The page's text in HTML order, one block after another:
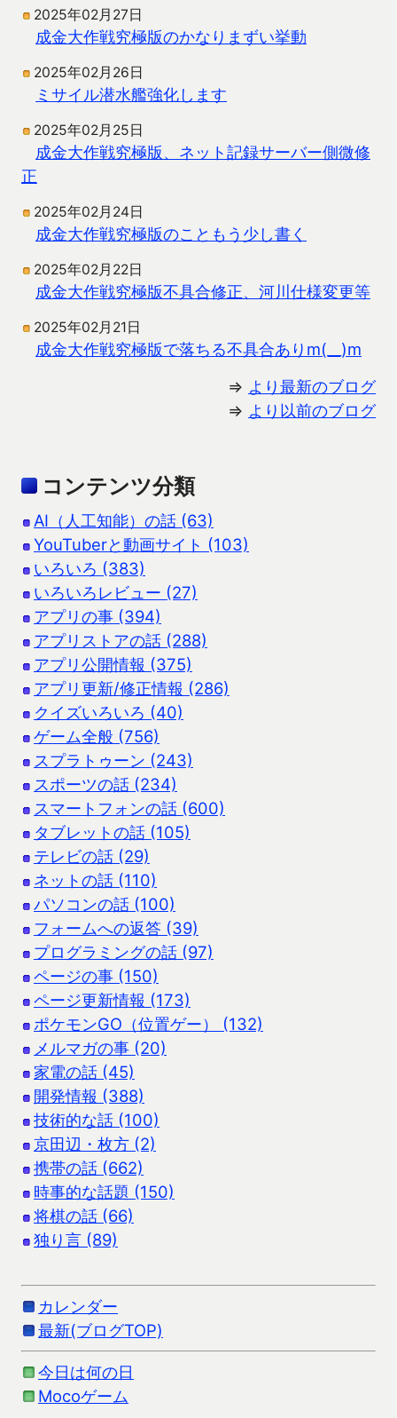
2025年02月27日
成金大作戦究極版のかなりまずい挙動
2025年02月26日
ミサイル潜水艦強化します
2025年02月25日
成金大作戦究極版、ネット記録サーバー側微修
正
2025年02月24日
成金大作戦究極版のこともう少し書く
2025年02月22日
成金大作戦究極版不具合修正、河川仕様変更等
2025年02月21日
成金大作戦究極版で落ちる不具合ありm(__)m
⇒ より最新のブログ
⇒ より以前のブログ
コンテンツ分類
AI（人工知能）の話 (63)
YouTuberと動画サイト (103)
いろいろ (383)
いろいろレビュー (27)
アプリの事 (394)
アプリストアの話 (288)
アプリ公開情報 (375)
アプリ更新/修正情報 (286)
クイズいろいろ (40)
ゲーム全般 (756)
スプラトゥーン (243)
スポーツの話 (234)
スマートフォンの話 (600)
タブレットの話 (105)
テレビの話 (29)
ネットの話 (110)
パソコンの話 (100)
フォームへの返答 (39)
プログラミングの話 (97)
ページの事 (150)
ページ更新情報 (173)
ポケモンGO（位置ゲー） (132)
メルマガの事 (20)
家電の話 (45)
開発情報 (388)
技術的な話 (100)
京田辺・枚方 (2)
携帯の話 (662)
時事的な話題 (150)
将棋の話 (66)
独り言 (89)
カレンダー
最新(ブログTOP)
今日は何の日
Mocoゲーム